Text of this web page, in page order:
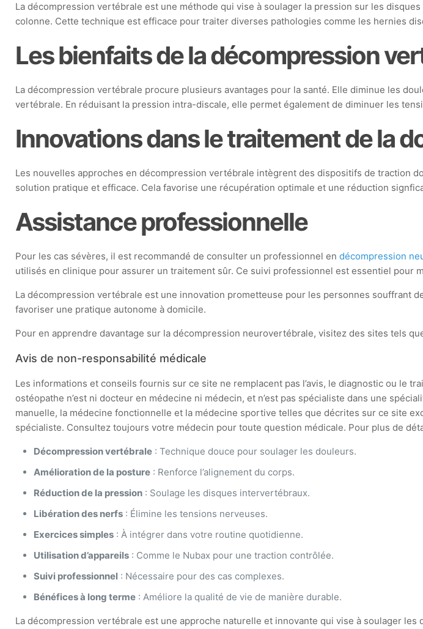
La décompression vertébrale est une méthode qui vise à soulager la pression sur les
colonne. Cette technique est efficace pour traiter diverses pathologies comme les hernies
Les bienfaits de la décompression
La décompression vertébrale procure plusieurs avantages pour la santé. Elle diminue les
vertébrale. En réduisant la pression intra-discale, elle permet également de diminuer les
Innovations dans le traitement de la
Les nouvelles approches en décompression vertébrale intègrent des dispositifs de traction
solution pratique et efficace. Cela favorise une récupération optimale et une réduction
Assistance professionnelle
Pour les cas sévères, il est recommandé de consulter un professionnel endécompression
utilisés en clinique pour assurer un traitement sûr. Ce suivi professionnel est essentiel pour
La décompression vertébrale est une innovation prometteuse pour les personnes souffrant
favoriser une pratique autonome à domicile.
Pour en apprendre davantage sur la décompression neurovertébrale, visitez des sites tels
Avis de non-responsabilité médicale
Les informations et conseils fournis sur ce site ne remplacent pas l’avis, le diagnostic ou le
ostéopathe n’est ni docteur en médecine ni médecin, et n’est pas spécialiste dans une
manuelle, la médecine fonctionnelle et la médecine sportive telles que décrites sur ce site
spécialiste. Consultez toujours votre médecin pour toute question médicale. Pour plus de
Décompression vertébrale : Technique douce pour soulager les douleurs.
Amélioration de la posture : Renforce l’alignement du corps.
Réduction de la pression : Soulage les disques intervertébraux.
Libération des nerfs : Élimine les tensions nerveuses.
Exercices simples : À intégrer dans votre routine quotidienne.
Utilisation d’appareils : Comme le Nubax pour une traction contrôlée.
Suivi professionnel : Nécessaire pour des cas complexes.
Bénéfices à long terme : Améliore la qualité de vie de manière durable.
La décompression vertébrale est une approche naturelle et innovante qui vise à soulager